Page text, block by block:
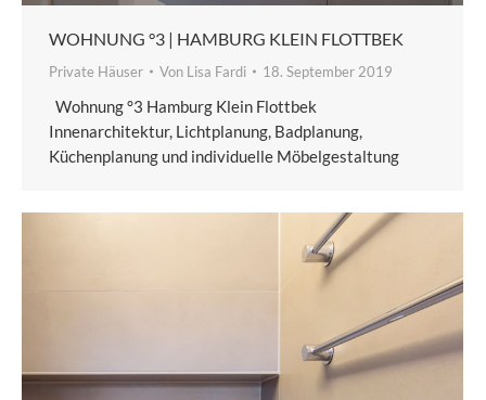
WOHNUNG °3 | HAMBURG KLEIN FLOTTBEK
Private Häuser Von Lisa Fardi 18. September 2019
Wohnung °3 Hamburg Klein Flottbek
Innenarchitektur, Lichtplanung, Badplanung,
Küchenplanung und individuelle Möbelgestaltung